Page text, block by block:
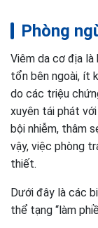
Phòng
Viêm da cơ địa
tổn bên ngoài, ít
do các triệu
xuyên tái phát
bội nhiễm, thâm
vậy, việc phòng
thiết.
Dưới đây là các
thể tạng “làm